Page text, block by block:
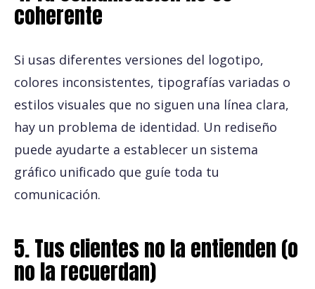
coherente
Si usas diferentes versiones del logotipo,
colores inconsistentes, tipografías variadas o
estilos visuales que no siguen una línea clara,
hay un problema de identidad. Un rediseño
puede ayudarte a establecer un sistema
gráfico unificado que guíe toda tu
comunicación.
5. Tus clientes no la entienden (o
no la recuerdan)